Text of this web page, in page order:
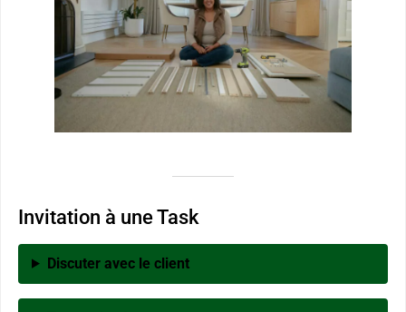
Invitation à une Task
Discuter avec le client